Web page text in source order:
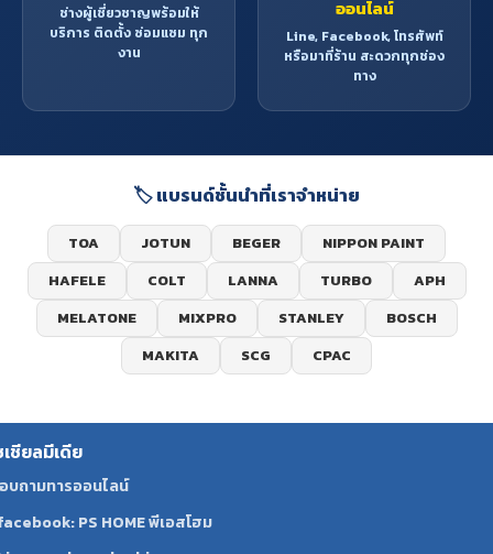
ช่างผู้เชี่ยวชาญพร้อมให้
บริการ ติดตั้ง ซ่อมแซม ทุก
งาน
ออนไลน์
Line, Facebook, โทรศัพท์
หรือมาที่ร้าน สะดวกทุกช่อง
ทาง
🏷️ แบรนด์ชั้นนำที่เราจำหน่าย
TOA JOTUN BEGER
NIPPON PAINT
HAFELE
COLT LANNA TURBO
APH
MELATONE
MIXPRO STANLEY
BOSCH
MAKITA
SCG CPAC
เชียลมีเดีย
บถามทารออนไลน์
PS HOME พีเอสโฮม